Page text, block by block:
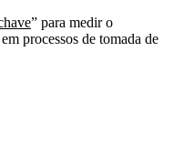
” para medir o
processos de tomada de